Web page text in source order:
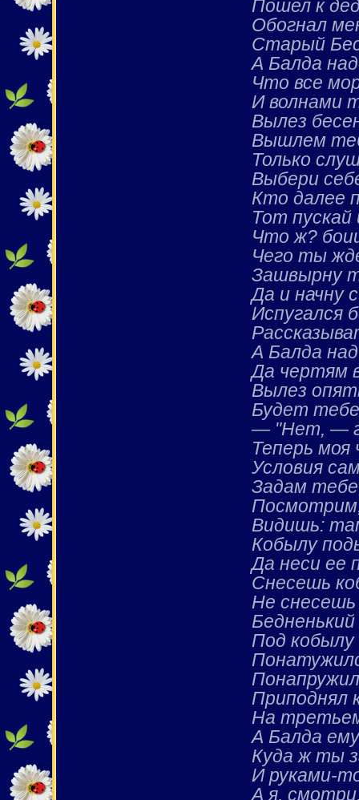
Пошел к
Обогнал
Старый
А Балда
Что все
И волнами
Вылез
Вышлем
Только
Выбери
Кто далее
Тот пускай
Что ж?
Чего ты
Зашвырну
Да и начну
Испугался
А Балда
Да чертям
Вылез
Будет тебе
— "Нет, —
Теперь моя
Условия
Задам
Видишь:
Кобылу
Да неси ее
Снесешь
Не
Бедненький
Под кобылу
Приподнял
На
А Балда
Куда ж ты
И руками-
А я,